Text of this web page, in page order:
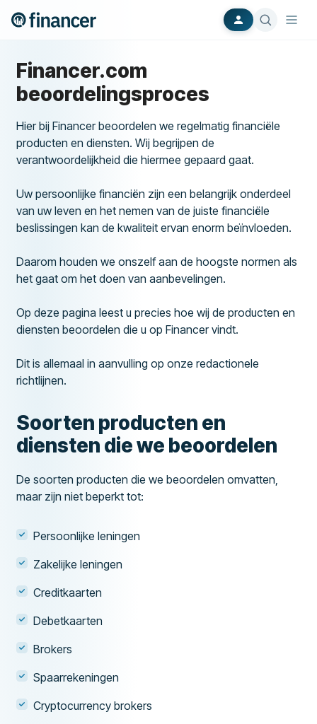
Financer.com
beoordelingsproces
Hier bij Financer beoordelen we regelmatig financiële
producten en diensten. Wij begrijpen de
verantwoordelijkheid die hiermee gepaard gaat.
Uw persoonlijke financiën zijn een belangrijk onderdeel
van uw leven en het nemen van de juiste financiële
beslissingen kan de kwaliteit ervan enorm beïnvloeden.
Daarom houden we onszelf aan de hoogste normen als
het gaat om het doen van aanbevelingen.
Op deze pagina leest u precies hoe wij de producten en
diensten beoordelen die u op Financer vindt.
Dit is allemaal in aanvulling op onze redactionele
richtlijnen.
Soorten producten en
diensten die we beoordelen
De soorten producten die we beoordelen omvatten,
maar zijn niet beperkt tot:
Persoonlijke leningen
Zakelijke leningen
Creditkaarten
Debetkaarten
Brokers
Spaarrekeningen
Cryptocurrency brokers